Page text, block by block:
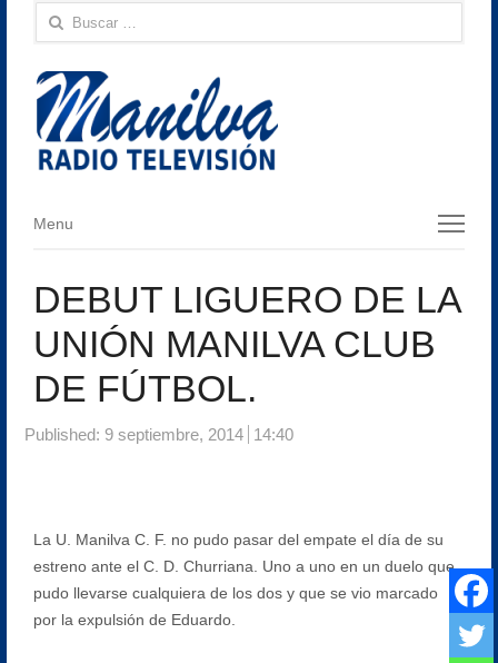
Buscar:
Menu
Menu
DEBUT LIGUERO DE LA
UNIÓN MANILVA CLUB
DE FÚTBOL.
Published: 9 septiembre, 2014 14:40
La U. Manilva C. F. no pudo pasar del empate el día de su
estreno ante el C. D. Churriana. Uno a uno en un duelo que
pudo llevarse cualquiera de los dos y que se vio marcado
por la expulsión de Eduardo.